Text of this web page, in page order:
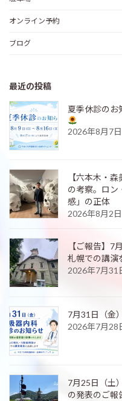
オンライン予約
ブログ
最近の投稿
夏季休診のお
2026年8月7日
【六本木・
の考察。ロン
感」の正体
2026年8月2日
【ご報告】7
札幌での講演
2026年7月31
7月31日（金
2026年7月28
7月25日（土
の発表のご報